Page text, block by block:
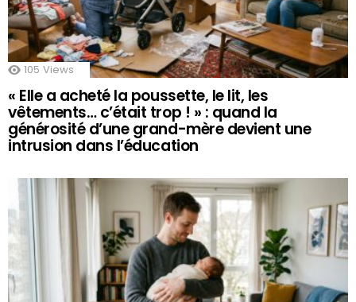
105 Views
« Elle a acheté la poussette, le lit, les
vêtements… c’était trop ! » : quand la
générosité d’une grand-mère devient une
intrusion dans l’éducation